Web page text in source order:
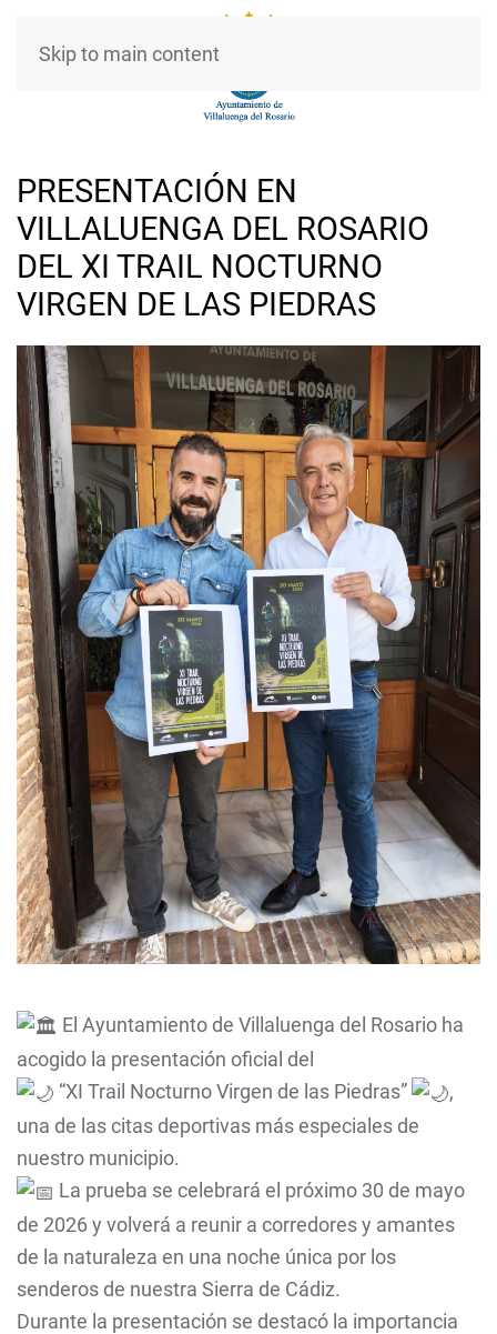
Skip to main content
PRESENTACIÓN EN
VILLALUENGA DEL ROSARIO
DEL XI TRAIL NOCTURNO
VIRGEN DE LAS PIEDRAS
El Ayuntamiento de Villaluenga del Rosario ha
acogido la presentación oficial del
“XI Trail Nocturno Virgen de las Piedras”
,
una de las citas deportivas más especiales de
nuestro municipio.
La prueba se celebrará el próximo 30 de mayo
de 2026 y volverá a reunir a corredores y amantes
de la naturaleza en una noche única por los
senderos de nuestra Sierra de Cádiz.
Durante la presentación se destacó la importancia